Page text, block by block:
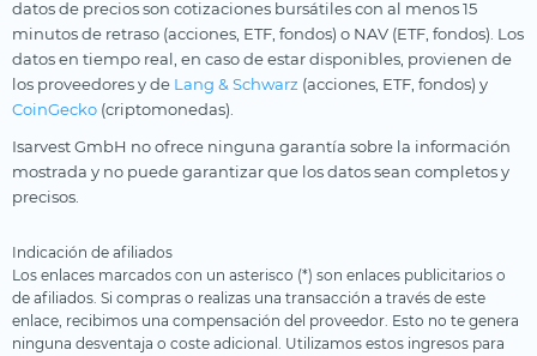
datos de precios son cotizaciones bursátiles con al menos 15
minutos de retraso (acciones, ETF, fondos) o NAV (ETF, fondos). Los
datos en tiempo real, en caso de estar disponibles, provienen de
los proveedores y de Lang & Schwarz (acciones, ETF, fondos) y
CoinGecko (criptomonedas).
Isarvest GmbH no ofrece ninguna garantía sobre la información
mostrada y no puede garantizar que los datos sean completos y
precisos.
Indicación de afiliados
Los enlaces marcados con un asterisco (*) son enlaces publicitarios o
de afiliados. Si compras o realizas una transacción a través de este
enlace, recibimos una compensación del proveedor. Esto no te genera
ninguna desventaja o coste adicional. Utilizamos estos ingresos para